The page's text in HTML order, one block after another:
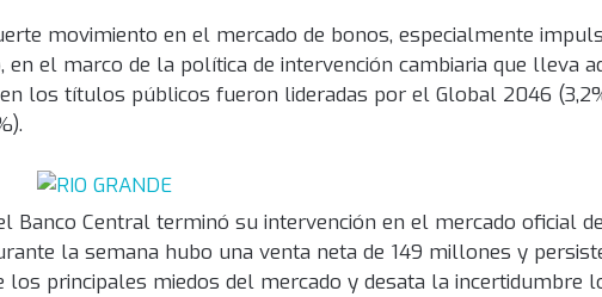
movimiento en el mercado de bonos, especialmente
el marco de la política de intervención cambiaria que lleva
los títulos públicos fueron lideradas por el Global 2046
Central terminó su intervención en el mercado oficial
la semana hubo una venta neta de 149 millones y
principales miedos del mercado y desata la incertidumbre